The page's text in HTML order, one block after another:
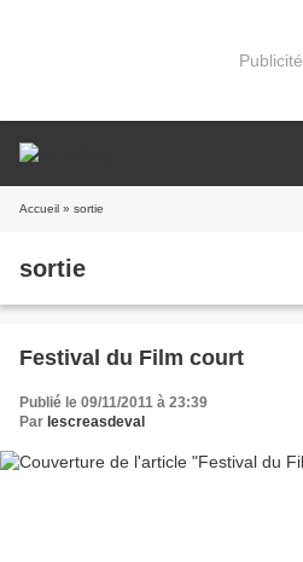
Publicité
Accueil » sortie
sortie
Festival du Film court
Publié le 09/11/2011 à 23:39
Par lescreasdeval